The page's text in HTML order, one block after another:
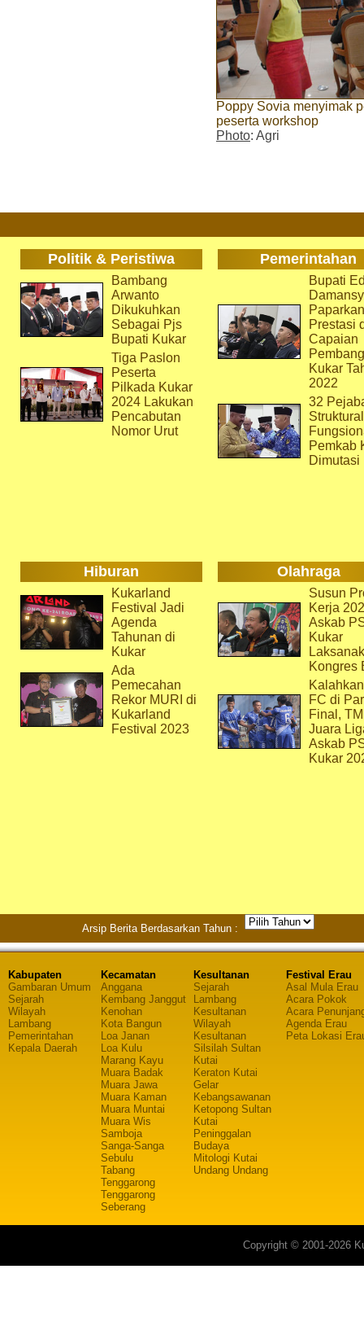
Poppy Sovia menyimak
peserta workshop
Photo: Agri
Politik & Peristiwa Pemerintahan
Bambang
Arwanto
Dikukuhkan
Sebagai Pjs
Bupati Kukar
Tiga Paslon
Peserta
Pilkada Kukar
2024 Lakukan
Pencabutan
Nomor Urut
Bupati
Paparkan
Prestasi
Capaian
Kukar
2022
32
Pemkab
Dimutasi
Hiburan Olahraga
Kukarland
Festival Jadi
Agenda
Tahunan di
Kukar
Ada
Pemecahan
Rekor MURI di
Kukarland
Festival 2023
Susun
Kerja
Askab
Kukar
Kongres
FC di
Final,
Juara
Askab
Kukar
Arsip Berita Berdasarkan Tahun :
Kabupaten
Gambaran Umum
Sejarah
Wilayah
Lambang
Pemerintahan
Kepala Daerah
Kecamatan
Anggana
Kembang Janggut
Kenohan
Kota Bangun
Loa Janan
Loa Kulu
Marang Kayu
Muara Badak
Muara Jawa
Muara Kaman
Muara Muntai
Muara Wis
Samboja
Sanga-Sanga
Sebulu
Tabang
Tenggarong
Tenggarong
Seberang
Kesultanan
Sejarah
Lambang
Kesultanan
Wilayah
Kesultanan
Silsilah Sultan
Kutai
Keraton Kutai
Gelar
Kebangsawanan
Ketopong Sultan
Kutai
Peninggalan
Budaya
Mitologi Kutai
Undang Undang
Festival Erau
Asal Mula Erau
Acara Pokok
Acara
Agenda Erau
Peta Lokasi
Copyright © 2001-2026